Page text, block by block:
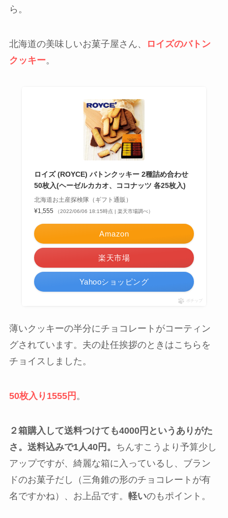
ら。
北海道の美味しいお菓子屋さん、
ロイズのバトン
クッキー。
ロイズ (ROYCE) バトンクッキー 2種詰め合わせ
50枚入(ヘーゼルカカオ、ココナッツ 各25枚入)
北海道お土産探検隊（ギフト通販）
¥1,555
（2022/06/06 18:15時点 | 楽天市場調べ）
Amazon
楽天市場
Yahooショッピング
ポチップ
薄いクッキーの半分にチョコレートがコーティン
グされています。夫の赴任挨拶のときはこちらを
チョイスしました。
50枚入り1555円 。
２箱購入して送料つけても4000円というありがた
さ。送料込みで1人40円。 ちんすこうより予算少し
アップですが、綺麗な箱に入っているし、ブラン
ドのお菓子だし（三角錐の形のチョコレートが有
名ですかね）、お上品です。 軽いのもポイント。